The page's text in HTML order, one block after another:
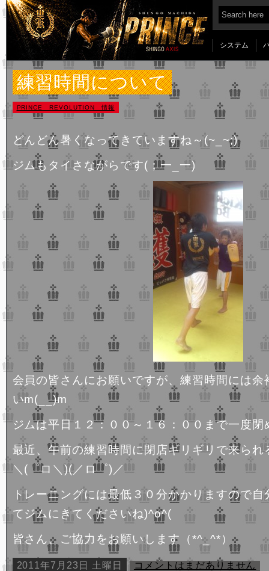
システム
練習時間について
PRINCE REVOLUTION 情報
どんどん暑くなってきていますね～(~_~;)
ジムもタイさながらです(；一_一)
会員の皆さんにお願いですが、練習時間には
いm(__)m
ジムは平日１２：００～１６：００まで一度閉
最近、午前の練習時間に閉店ギリギリで来ら
＼(゜ロ＼)(／ロ゜)／
トレーニングには最低３０分かかりますので
てジムにきてくださいね)^o^(
皆さん、ご協力をお願いします（*^_^*）
2011年7月23日 土曜日 コメントはまだありません